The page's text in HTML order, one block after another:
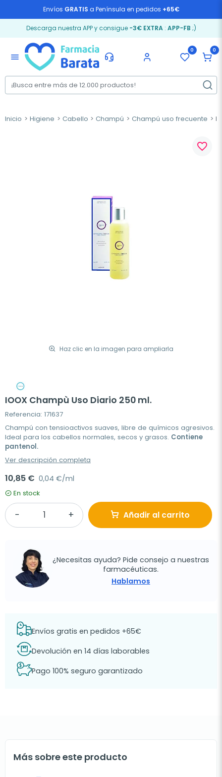
Envíos GRATIS a Península en pedidos +65€
Descarga nuestra APP y consigue -3€ EXTRA: APP-FB ;)
menu
0 0
Inicio Higiene Cabello Champú Champú uso frecuente
Haz clic en la imagen para ampliarla
favorite_border
IOOX Champù Uso Diario 250 ml.
Referencia: 171637
Champú con tensioactivos suaves, libre de químicos agresivos.
Ideal para los cabellos normales, secos y grasos. Contiene
pantenol.
Ver descripción completa
10,85 € 0,04 €/ml
En stock
Añadir al carrito
¿Necesitas ayuda? Pide consejo a nuestras
farmacéuticas.
Hablamos
Envíos gratis en pedidos +65€
Devolución en 14 días laborables
Pago 100% seguro garantizado
Más sobre este producto